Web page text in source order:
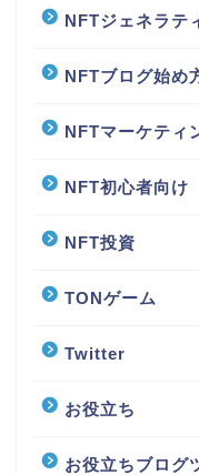
NFTジェネラテ
NFTブログ始め
NFTマーケティ
NFT初心者向け
NFT投資
TONゲーム
Twitter
お役立ち
お役立ちブログ